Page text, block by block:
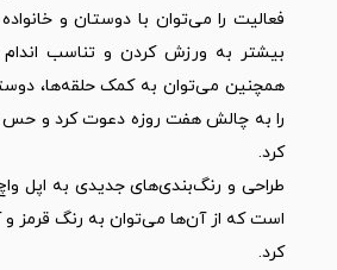
فعالیت را می‌توان با دوستان و
بیشتر به ورزش کردن و تناسب
همچنین می‌توان به کمک حلقه‌ها،
را به چالش هفت روزه دعوت کرد و حس
کرد.
است که از آن‌ها می‌توان به رنگ قرمز و
کرد.